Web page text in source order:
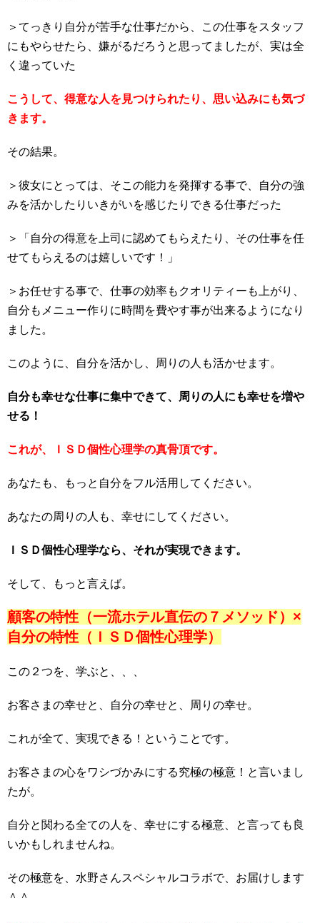
＞てっきり自分が苦手な仕事だから、この仕事をスタッフ
にもやらせたら、嫌がるだろうと思ってましたが、実は全
く違っていた
こうして、得意な人を見つけられたり、思い込みにも気づ
きます。
その結果。
＞彼女にとっては、そこの能力を発揮する事で、自分の強
みを活かしたりいきがいを感じたりできる仕事だった
＞「自分の得意を上司に認めてもらえたり、その仕事を任
せてもらえるのは嬉しいです！」
＞お任せする事で、仕事の効率もクオリティーも上がり、
自分もメニュー作りに時間を費やす事が出来るようになり
ました。
このように、自分を活かし、周りの人も活かせます。
自分も幸せな仕事に集中できて、周りの人にも幸せを増や
せる！
これが、ＩＳＤ個性心理学の真骨頂です。
あなたも、もっと自分をフル活用してください。
あなたの周りの人も、幸せにしてください。
ＩＳＤ個性心理学なら、それが実現できます。
そして、もっと言えば。
顧客の特性（一流ホテル直伝の７メソッド）×
自分の特性（ＩＳＤ個性心理学）
この２つを、学ぶと、、、
お客さまの幸せと、自分の幸せと、周りの幸せ。
これが全て、実現できる！ということです。
お客さまの心をワシづかみにする究極の極意！と言いまし
たが。
自分と関わる全ての人を、幸せにする極意、と言っても良
いかもしれませんね。
その極意を、水野さんスペシャルコラボで、お届けします
＾＾